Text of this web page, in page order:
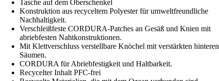
Tasche auf dem Oberschenkel
Konstruktion aus recyceltem Polyester für umweltfreundliche
Nachhaltigkeit.
Verschleißfeste CORDURA-Patches an Gesäß und Knien mit
abriebfesten Nahtkonstruktionen.
Mit Klettverschluss verstellbare Knöchel mit verstärkten hinteren
Säumen.
CORDURA für Abriebfestigkeit und Haltbarkeit.
Recycelter Inhalt PFC-frei